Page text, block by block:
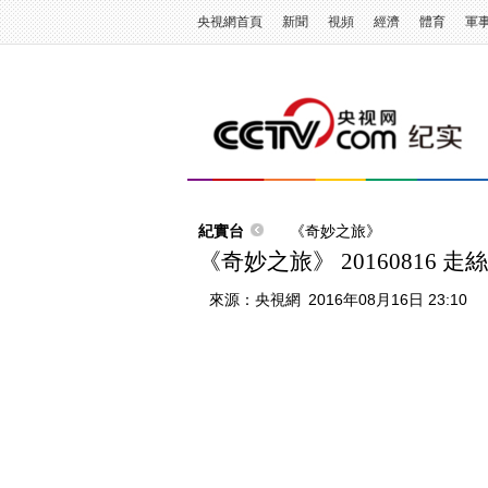
央視網首頁 新聞 視頻 經濟 體育 軍
紀實台 《奇妙之旅》
《奇妙之旅》 20160816 走
來源： 央視網 2016年08月16日 23:10